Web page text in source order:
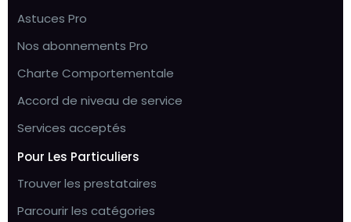
Astuces Pro
Nos abonnements Pro
Charte Comportementale
Accord de niveau de service
Services acceptés
Pour Les Particuliers
Trouver les prestataires
Parcourir les catégories